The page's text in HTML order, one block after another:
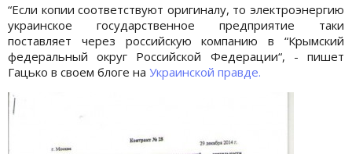
“Если копии соответствуют оригиналу, то электроэнергию
украинское государственное предприятие таки
поставляет через российскую компанию в “Крымский
федеральный округ Российской Федерации“, - пишет
Гацько в своем блоге на Украинской правде.